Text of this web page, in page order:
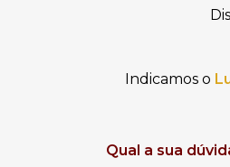
Indicamos o
Qual a sua